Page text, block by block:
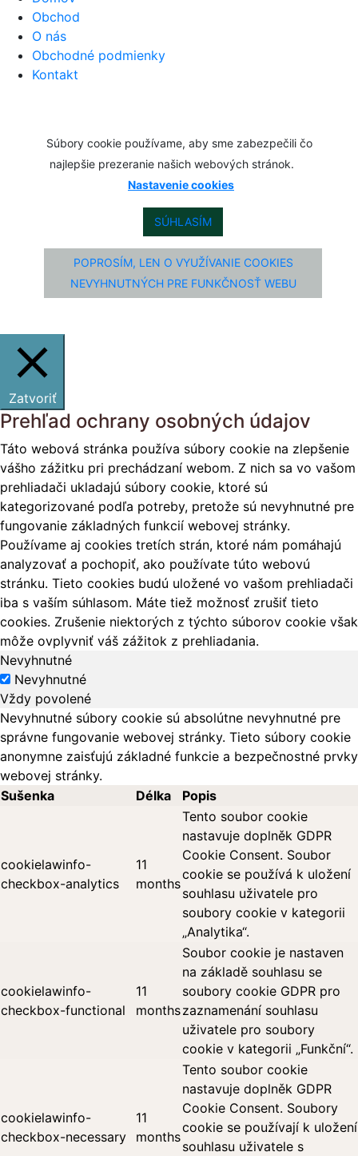
Obchod
O nás
Obchodné podmienky
Kontakt
Súbory cookie používame, aby sme zabezpečili čo
najlepšie prezeranie našich webových stránok.
Nastavenie cookies
SÚHLASÍM
POPROSÍM, LEN O VYUŽÍVANIE COOKIES
NEVYHNUTNÝCH PRE FUNKČNOSŤ WEBU
Zatvoriť
Prehľad ochrany osobných údajov
Táto webová stránka používa súbory cookie na zlepšenie
vášho zážitku pri prechádzaní webom. Z nich sa vo vašom
prehliadači ukladajú súbory cookie, ktoré sú
kategorizované podľa potreby, pretože sú nevyhnutné pre
fungovanie základných funkcií webovej stránky.
Používame aj cookies tretích strán, ktoré nám pomáhajú
analyzovať a pochopiť, ako používate túto webovú
stránku. Tieto cookies budú uložené vo vašom prehliadači
iba s vaším súhlasom. Máte tiež možnosť zrušiť tieto
cookies. Zrušenie niektorých z týchto súborov cookie však
môže ovplyvniť váš zážitok z prehliadania.
Nevyhnutné
Nevyhnutné
Vždy povolené
Nevyhnutné súbory cookie sú absolútne nevyhnutné pre
správne fungovanie webovej stránky. Tieto súbory cookie
anonymne zaisťujú základné funkcie a bezpečnostné prvky
webovej stránky.
Sušenka
Délka Popis
cookielawinfo-
checkbox-analytics
11
months
Tento soubor cookie
nastavuje doplněk GDPR
Cookie Consent. Soubor
cookie se používá k uložení
souhlasu uživatele pro
soubory cookie v kategorii
„Analytika“.
cookielawinfo-
checkbox-functional
11
months
Soubor cookie je nastaven
na základě souhlasu se
soubory cookie GDPR pro
zaznamenání souhlasu
uživatele pro soubory
cookie v kategorii „Funkční“.
cookielawinfo-
checkbox-necessary
11
months
Tento soubor cookie
nastavuje doplněk GDPR
Cookie Consent. Soubory
cookie se používají k uložení
souhlasu uživatele s